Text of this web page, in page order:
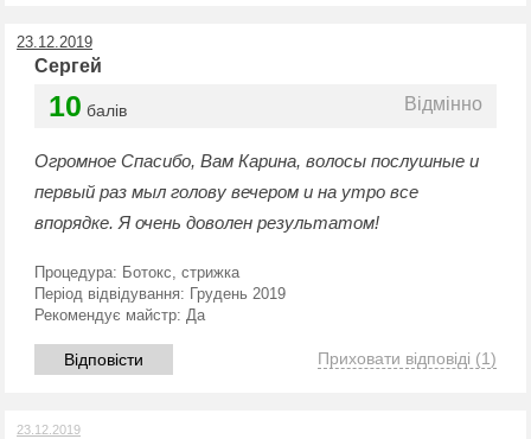
23.12.2019
Сергей
10 балів Відмінно
Огромное Спасибо, Вам Карина, волосы послушные и
первый раз мыл голову вечером и на утро все
впорядке. Я очень доволен результатом!
Процедура: Ботокс, стрижка
Період відвідування: Грудень 2019
Рекомендує майстр: Да
Відповісти Приховати відповіді (1)
23.12.2019